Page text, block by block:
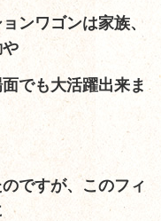
ンワゴンは家族、
でも大活躍出来ま
ですが、このフィ